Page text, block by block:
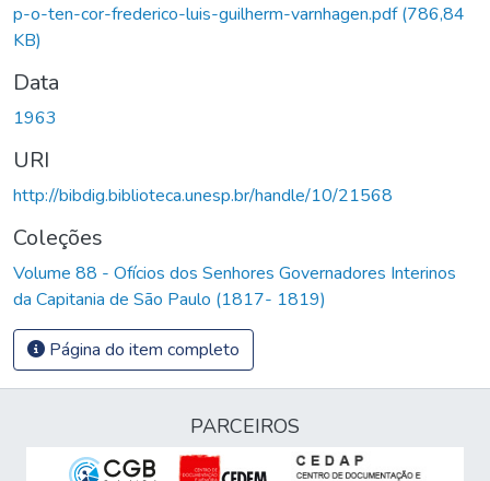
p-o-ten-cor-frederico-luis-guilherm-varnhagen.pdf(786,84
KB)
Data
1963
URI
http://bibdig.biblioteca.unesp.br/handle/10/21568
Coleções
Volume 88 - Ofícios dos Senhores Governadores Interinos
da Capitania de São Paulo (1817- 1819)
Página do item completo
PARCEIROS